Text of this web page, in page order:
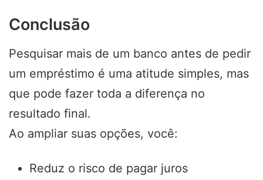
Conclusão
Pesquisar mais de um banco antes de pedir
um empréstimo é uma atitude simples, mas
que pode fazer toda a diferença no
resultado final.
Ao ampliar suas opções, você:
Reduz o risco de pagar juros